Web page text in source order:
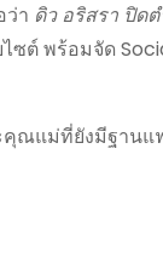
า ดิว อริสรา ปิด
ซต์ พร้อมจัด
คุณแม่ที่ยังมีฐาน